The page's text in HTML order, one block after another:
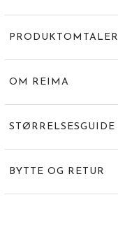
PRODUKTOMTALER
OM REIMA
STØRRELSESGUIDE
BYTTE OG RETUR